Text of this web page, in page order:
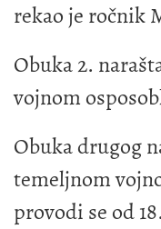
rekao je ročnik
Obuka 2.
vojnom
Obuka drugog
temeljnom
provodi se od